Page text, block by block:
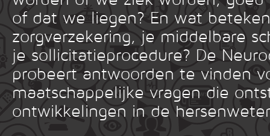
of dat we liegen? En wat
zorgverzekering, je middelbare
je sollicitatieprocedure? De
probeert antwoorden te vinden
maatschappelijke vragen die
ontwikkelingen in de